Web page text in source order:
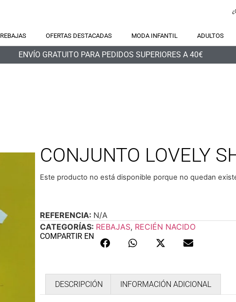
REBAJAS OFERTAS DESTACADAS MODA INFANTIL ADULTOS
ENVÍO GRATUITO PARA PEDIDOS SUPERIORES A 40€
CONJUNTO LOVELY
Este producto no está disponible porque no quedan
REFERENCIA: N/A
CATEGORÍAS: REBAJAS, RECIÉN NACIDO
COMPARTIR EN
DESCRIPCIÓN INFORMACIÓN ADICIONAL